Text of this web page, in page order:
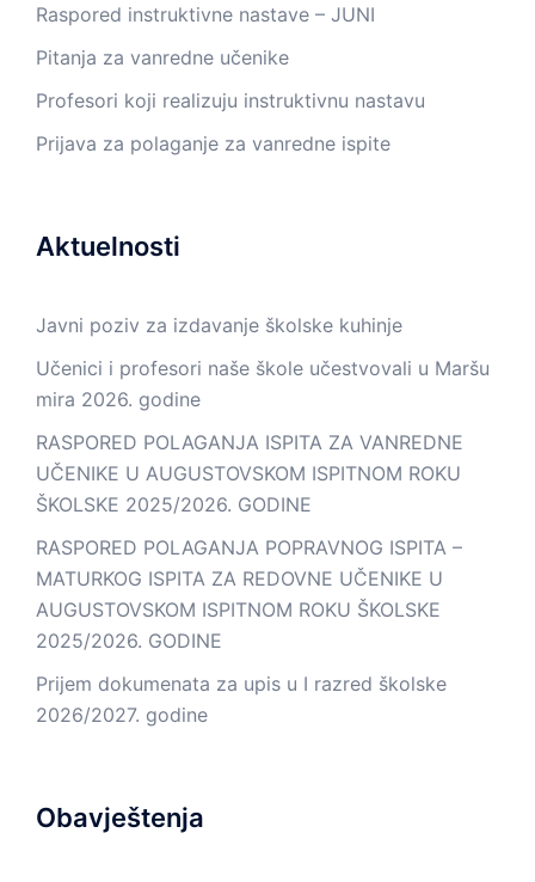
Raspored instruktivne nastave – JUNI
Pitanja za vanredne učenike
Profesori koji realizuju instruktivnu nastavu
Prijava za polaganje za vanredne ispite
Aktuelnosti
Javni poziv za izdavanje školske kuhinje
Učenici i profesori naše škole učestvovali u Maršu
mira 2026. godine
RASPORED POLAGANJA ISPITA ZA VANREDNE
UČENIKE U AUGUSTOVSKOM ISPITNOM ROKU
ŠKOLSKE 2025/2026. GODINE
RASPORED POLAGANJA POPRAVNOG ISPITA –
MATURKOG ISPITA ZA REDOVNE UČENIKE U
AUGUSTOVSKOM ISPITNOM ROKU ŠKOLSKE
2025/2026. GODINE
Prijem dokumenata za upis u I razred školske
2026/2027. godine
Obavještenja